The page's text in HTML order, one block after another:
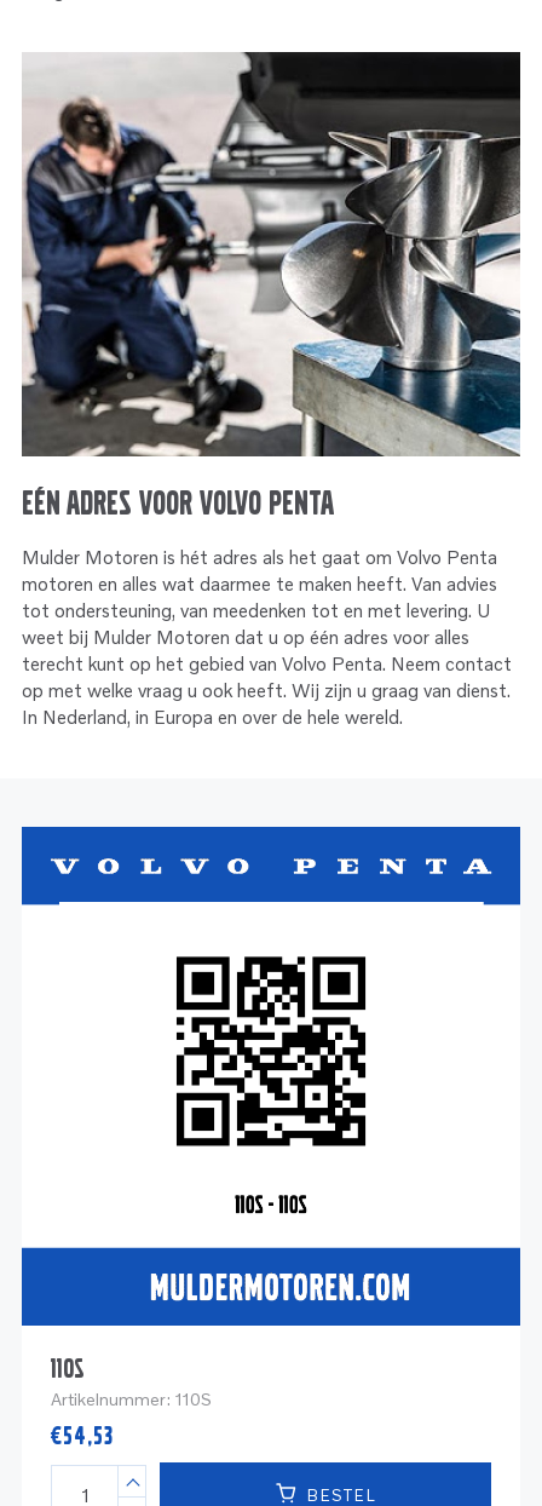
Eén adres voor Volvo Penta
Mulder Motoren is hét adres als het gaat om Volvo Penta
motoren en alles wat daarmee te maken heeft. Van advies
tot ondersteuning, van meedenken tot en met levering. U
weet bij Mulder Motoren dat u op één adres voor alles
terecht kunt op het gebied van Volvo Penta. Neem contact
op met welke vraag u ook heeft. Wij zijn u graag van dienst.
In Nederland, in Europa en over de hele wereld.
120S
Artikelnummer: 120S
€35,61
BESTEL